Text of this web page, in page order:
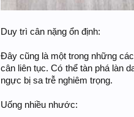
Duy trì cân nặng ổn định:
Đây cũng là một trong những
cân liên tục. Có thể tàn phá làn
ngực bị sa trễ nghiêm trọng.
Uống nhiều nhước: